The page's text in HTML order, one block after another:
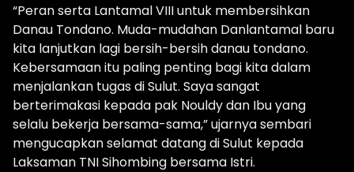
“Peran serta Lantamal VIII untuk membersihkan
Danau Tondano. Muda-mudahan Danlantamal baru
kita lanjutkan lagi bersih-bersih danau tondano.
Kebersamaan itu paling penting bagi kita dalam
menjalankan tugas di Sulut. Saya sangat
berterimakasi kepada pak Nouldy dan Ibu yang
selalu bekerja bersama-sama,” ujarnya sembari
mengucapkan selamat datang di Sulut kepada
Laksaman TNI Sihombing bersama Istri.